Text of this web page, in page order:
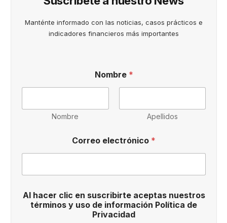
Manténte informado con las noticias, casos prácticos e
indicadores financieros más importantes
l
i
c
t
r
m
i
n
Nombre *
Nombre Apellidos
Correo electrónico *
Al hacer clic en suscribirte aceptas nuestros
términos y uso de información Política de
Privacidad